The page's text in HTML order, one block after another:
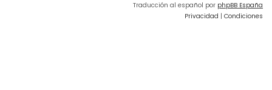
Traducción al español por phpBB España
Privacidad | Condiciones